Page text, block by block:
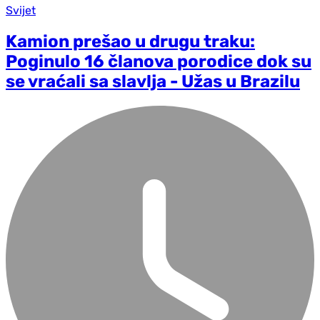
Svijet
Kamion prešao u drugu traku:
Poginulo 16 članova porodice dok su
se vraćali sa slavlja - Užas u Brazilu